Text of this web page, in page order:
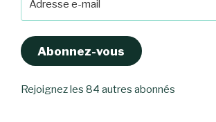
Abonnez-vous
Rejoignez les 84 autres abonnés